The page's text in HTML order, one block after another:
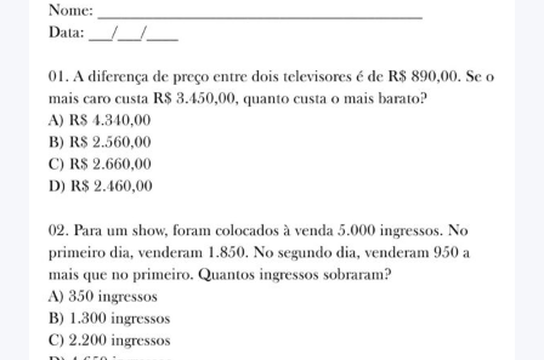
números é 980. Se o número
menor?
A) 1.470
B) 1.530
C) 3.430